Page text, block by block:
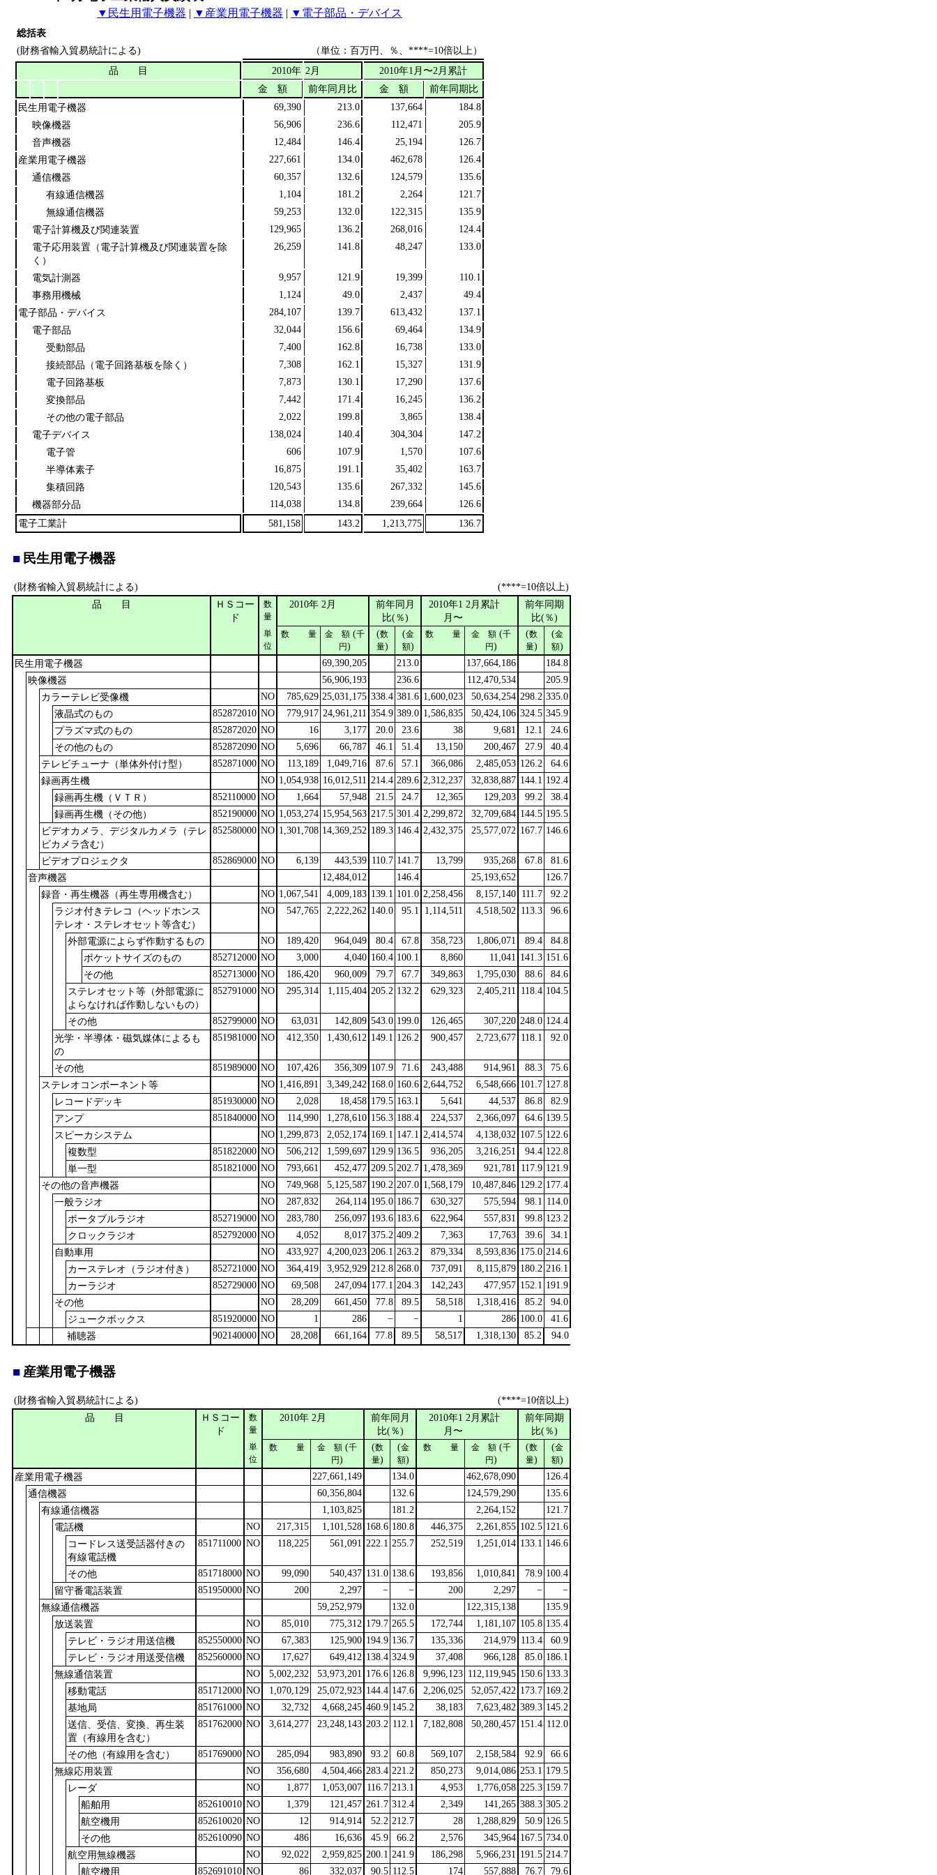
▼民生用電子機器 | ▼産業用電子機器 | ▼電子部品・デバイス
総括表
(財務省輸入貿易統計による)
（単位：百万円、％、****=10倍以上）
品 目
2010年 2月
2010年1月〜2月累計
金 額
前年同月比 金 額
前年同期比
民生用電子機器
69,390 213.0 137,664
184.8
映像機器
56,906 236.6 112,471
205.9
音声機器
12,484 146.4 25,194
126.7
産業用電子機器
227,661 134.0 462,678
126.4
通信機器
60,357 132.6 124,579
135.6
有線通信機器
1,104 181.2 2,264
121.7
無線通信機器
59,253 132.0 122,315
135.9
電子計算機及び関連装置
129,965 136.2 268,016
124.4
電子応用装置（電子計算機及び関連装置を除
く）
26,259 141.8 48,247 133.0
電気計測器 9,957 121.9 19,399
110.1
事務用機械
1,124 49.0 2,437
49.4
電子部品・デバイス
284,107 139.7 613,432
137.1
電子部品
32,044 156.6 69,464
134.9
受動部品
7,400 162.8 16,738
133.0
接続部品（電子回路基板を除く）
7,308 162.1 15,327
131.9
電子回路基板
7,873 130.1 17,290
137.6
変換部品
7,442 171.4 16,245
136.2
その他の電子部品
2,022 199.8 3,865
138.4
電子デバイス
138,024 140.4 304,304
147.2
電子管
606 107.9 1,570
107.6
半導体素子
16,875 191.1 35,402
163.7
集積回路
120,543 135.6 267,332
145.6
機器部分品
114,038 134.8 239,664
126.6
電子工業計
581,158 143.2 1,213,775 136.7
■ 民生用電子機器
(財務省輸入貿易統計による)
(****=10倍以上)
品 目
ＨＳコー
ド
数
量
2010年 2月
前年同月
比(％)
2010年1
月〜
2月累計
前年同期
比(％)
単
位
数 量 金 額(千
円)
(数
量)
(金
額)
数 量 金 額 (千
円)
(数
量)
(金
額)
民生用電子機器
69,390,205 213.0 137,664,186
184.8
映像機器
56,906,193 236.6 112,470,534
205.9
カラーテレビ受像機
NO 785,629 25,031,175 338.4 381.6 1,600,023 50,634,254 298.2 335.0
液晶式のもの
852872010 NO 779,917 24,961,211 354.9 389.0 1,586,835 50,424,106 324.5 345.9
プラズマ式のもの
852872020 NO 16 3,177 20.0 23.6 38 9,681 12.1
24.6
その他のもの
852872090 NO 5,696 66,787 46.1 51.4 13,150 200,467 27.9
40.4
テレビチューナ（単体外付け型）
852871000 NO 113,189 1,049,716 87.6 57.1 366,086 2,485,053 126.2
64.6
録画再生機
NO 1,054,938 16,012,511 214.4 289.6 2,312,237 32,838,887 144.1 192.4
録画再生機（ＶＴＲ）
852110000 NO 1,664 57,948 21.5 24.7 12,365 129,203 99.2
38.4
録画再生機（その他）
852190000 NO 1,053,274 15,954,563 217.5 301.4 2,299,872 32,709,684 144.5 195.5
ビデオカメラ、デジタルカメラ（テレ
ビカメラ含む）
852580000 NO 1,301,708 14,369,252 189.3 146.4 2,432,375 25,577,072 167.7 146.6
ビデオプロジェクタ 852869000 NO 6,139 443,539 110.7 141.7 13,799 935,268 67.8
81.6
音声機器
12,484,012 146.4 25,193,652
126.7
録音・再生機器（再生専用機含む）
NO 1,067,541 4,009,183 139.1 101.0 2,258,456 8,157,140 111.7
92.2
ラジオ付きテレコ（ヘッドホンス
テレオ・ステレオセット等含む）
NO 547,765 2,222,262 140.0 95.1 1,114,511 4,518,502 113.3 96.6
外部電源によらず作動するもの NO 189,420 964,049 80.4 67.8 358,723 1,806,071 89.4
84.8
ポケットサイズのもの
852712000 NO 3,000 4,040 160.4 100.1 8,860 11,041 141.3 151.6
その他
852713000 NO 186,420 960,009 79.7 67.7 349,863 1,795,030 88.6
84.6
ステレオセット等（外部電源に
よらなければ作動しないもの）
852791000 NO 295,314 1,115,404 205.2 132.2 629,323 2,405,211 118.4 104.5
その他 852799000 NO 63,031 142,809 543.0 199.0 126,465 307,220 248.0 124.4
光学・半導体・磁気媒体によるも
の
851981000 NO 412,350 1,430,612 149.1 126.2 900,457 2,723,677 118.1 92.0
その他 851989000 NO 107,426 356,309 107.9 71.6 243,488 914,961 88.3
75.6
ステレオコンポーネント等
NO 1,416,891 3,349,242 168.0 160.6 2,644,752 6,548,666 101.7 127.8
レコードデッキ
851930000 NO 2,028 18,458 179.5 163.1 5,641 44,537 86.8
82.9
アンプ
851840000 NO 114,990 1,278,610 156.3 188.4 224,537 2,366,097 64.6 139.5
スピーカシステム
NO 1,299,873 2,052,174 169.1 147.1 2,414,574 4,138,032 107.5 122.6
複数型
851822000 NO 506,212 1,599,697 129.9 136.5 936,205 3,216,251 94.4 122.8
単一型
851821000 NO 793,661 452,477 209.5 202.7 1,478,369 921,781 117.9 121.9
その他の音声機器
NO 749,968 5,125,587 190.2 207.0 1,568,179 10,487,846 129.2 177.4
一般ラジオ
NO 287,832 264,114 195.0 186.7 630,327 575,594 98.1 114.0
ポータブルラジオ
852719000 NO 283,780 256,097 193.6 183.6 622,964 557,831 99.8 123.2
クロックラジオ
852792000 NO 4,052 8,017 375.2 409.2 7,363 17,763 39.6
34.1
自動車用
NO 433,927 4,200,023 206.1 263.2 879,334 8,593,836 175.0 214.6
カーステレオ（ラジオ付き）
852721000 NO 364,419 3,952,929 212.8 268.0 737,091 8,115,879 180.2 216.1
カーラジオ
852729000 NO 69,508 247,094 177.1 204.3 142,243 477,957 152.1 191.9
その他
NO 28,209 661,450 77.8 89.5 58,518 1,318,416 85.2
94.0
ジュークボックス
851920000 NO 1 286 − − 1 286 100.0
41.6
補聴器
902140000 NO 28,208 661,164 77.8 89.5 58,517 1,318,130 85.2 94.0
■ 産業用電子機器
(財務省輸入貿易統計による)
(****=10倍以上)
品 目
ＨＳコー
ド
数
量
2010年 2月
前年同月
比(％)
2010年1
月〜
2月累計
前年同期
比(％)
単
位
数 量 金 額 (千
円)
(数
量)
(金
額)
数 量 金 額 (千
円)
(数
量)
(金
額)
産業用電子機器
227,661,149 134.0 462,678,090
126.4
通信機器
60,356,804 132.6 124,579,290
135.6
有線通信機器
1,103,825 181.2 2,264,152
121.7
電話機
NO 217,315 1,101,528 168.6 180.8 446,375 2,261,855 102.5 121.6
コードレス送受話器付きの
有線電話機
851711000 NO 118,225 561,091 222.1 255.7 252,519 1,251,014 133.1 146.6
その他 851718000 NO 99,090 540,437 131.0 138.6 193,856 1,010,841 78.9 100.4
留守番電話装置
851950000 NO 200 2,297 − − 200 2,297 −
−
無線通信機器
59,252,979 132.0 122,315,138
135.9
放送装置
NO 85,010 775,312 179.7 265.5 172,744 1,181,107 105.8 135.4
テレビ・ラジオ用送信機
852550000 NO 67,383 125,900 194.9 136.7 135,336 214,979 113.4
60.9
テレビ・ラジオ用送受信機
852560000 NO 17,627 649,412 138.4 324.9 37,408 966,128 85.0 186.1
無線通信装置
NO 5,002,232 53,973,201 176.6 126.8 9,996,123 112,119,945 150.6 133.3
移動電話
851712000 NO 1,070,129 25,072,923 144.4 147.6 2,206,025 52,057,422 173.7 169.2
基地局
851761000 NO 32,732 4,668,245 460.9 145.2 38,183 7,623,482 389.3 145.2
送信、受信、変換、再生装
置（有線用を含む）
851762000 NO 3,614,277 23,248,143 203.2 112.1 7,182,808 50,280,457 151.4 112.0
その他（有線用を含む） 851769000 NO 285,094 983,890 93.2 60.8 569,107 2,158,584 92.9
66.6
無線応用装置
NO 356,680 4,504,466 283.4 221.2 850,273 9,014,086 253.1 179.5
レーダ
NO 1,877 1,053,007 116.7 213.1 4,953 1,776,058 225.3 159.7
船舶用
852610010 NO 1,379 121,457 261.7 312.4 2,349 141,265 388.3 305.2
航空機用
852610020 NO 12 914,914 52.2 212.7 28 1,288,829 50.9 126.5
その他
852610090 NO 486 16,636 45.9 66.2 2,576 345,964 167.5 734.0
航空用無線機器
NO 92,022 2,959,825 200.1 241.9 186,298 5,966,231 191.5 214.7
航空機用
852691010 NO 86 332,037 90.5 112.5 174 557,888 76.7 79.6